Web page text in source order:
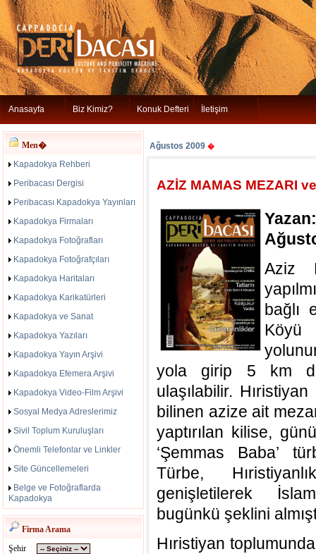
Anasayfa Biz Kimiz? Konuk Defteri İletişim
Men�
Kapadokya Rehberi
Peribacası Dergisi
Peribacası Kapadokya Yayınları
Kapadokya Firmaları
Kapadokya Fotoğrafları
Kapadokya Fotoğrafçıları
Kapadokya Haritaları
Kapadokya Karikatürleri
Kapadokya ve Sanat
Kapadokya Yazıları
Kapadokya Yayın Arşivi
Kapadokya Efemera Arşivi
Kapadokya Video-Film Arşivi
Sosyal Medya Adreslerimiz
Sivil Toplum Kuruluşları
Önemli Telefonlar ve Linkler
Site Güncellemeleri
Belge ve Fotoğraflarda
Kapadokya
Firma Arama
Şehir
Ağustos 2009 �
AZİZ MAMAS MEZARI
Aziz
bağlı
Köyü
yola girip 5 km
ulaşılabilir.
bilinen azize ait
yaptırılan kilise,
‘Şemmas Baba’
Türbe,
genişletilerek
bugünkü şeklini
Hıristiyan